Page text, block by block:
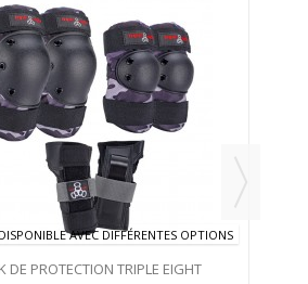
AVEC DIFFÉRENTES OPTIONS
DE PROTECTION TRIPLE EIGHT